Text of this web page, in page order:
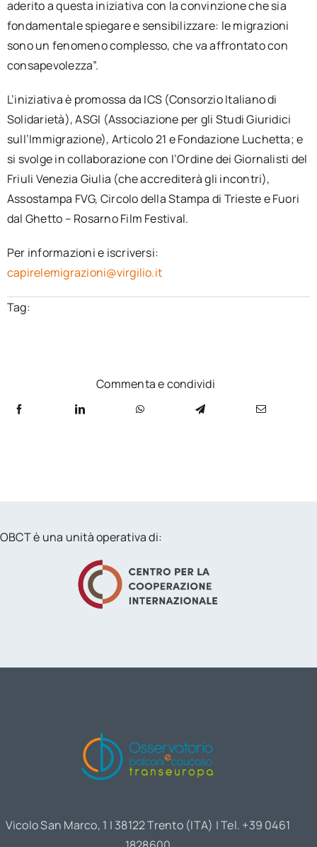
aderito a questa iniziativa con la convinzione che sia
fondamentale spiegare e sensibilizzare: le migrazioni
sono un fenomeno complesso, che va affrontato con
consapevolezza”.
L’iniziativa è promossa da ICS (Consorzio Italiano di
Solidarietà), ASGI (Associazione per gli Studi Giuridici
sull’Immigrazione), Articolo 21 e Fondazione Luchetta; e
si svolge in collaborazione con l’Ordine dei Giornalisti del
Friuli Venezia Giulia (che accrediterà gli incontri),
Assostampa FVG, Circolo della Stampa di Trieste e Fuori
dal Ghetto – Rosarno Film Festival.
Per informazioni e iscriversi:
capirelemigrazioni@virgilio.it
Tag:
Commenta e condividi
OBCT è una unità operativa di:
Vicolo San Marco, 1 | 38122 Trento (ITA) | Tel. +39 0461